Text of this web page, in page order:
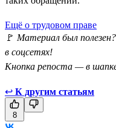
Ещё о трудовом праве
🚩 Материал был
в соцсетях!
Кнопка репоста — в
↩ К другим статьям
8